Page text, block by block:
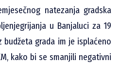
natezanja gradska
u Banjaluci za 19
grada im je isplaćeno
kako bi se smanjili negativni